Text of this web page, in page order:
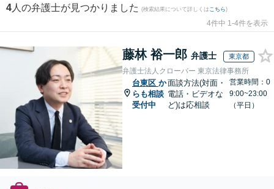
4 人の弁護士が見つかりました (検索結果について詳しくは こちら)
4件中 1-4件を表示
藤林 裕一郎 弁護士 東京都
弁護士法人クローバー 東京法律事務所
台東区 か
らも相談
受付中
面談方法(対面・
電話・ビデオな
ど)は応相談
営業時間：0
9:00~23:00
（平日）